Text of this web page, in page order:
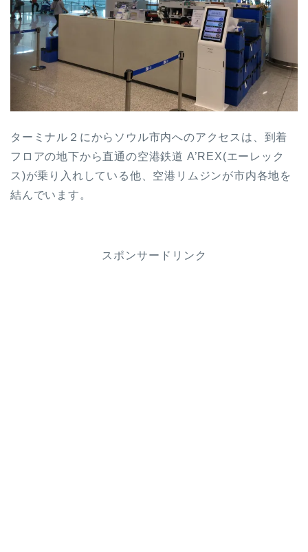
ターミナル２にからソウル市内へのアクセスは、到着
フロアの地下から直通の空港鉄道 A’REX(エーレック
ス)が乗り入れしている他、空港リムジンが市内各地を
結んでいます。
スポンサードリンク